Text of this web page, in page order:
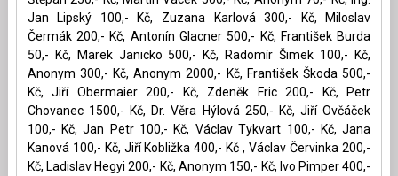
Jan Lipský 100,- Kč, Zuzana Karlová 300,- Kč, Miloslav
Čermák 200,- Kč, Antonín Glacner 500,- Kč, František Burda
50,- Kč, Marek Janicko 500,- Kč, Radomír Šimek 100,- Kč,
Anonym 300,- Kč, Anonym 2000,- Kč, František Škoda 500,-
Kč, Jiří Obermaier 200,- Kč, Zdeněk Fric 200,- Kč, Petr
Chovanec 1500,- Kč, Dr. Věra Hýlová 250,- Kč, Jiří Ovčáček
100,- Kč, Jan Petr 100,- Kč, Václav Tykvart 100,- Kč, Jana
Kanová 100,- Kč, Jiří Kobližka 400,- Kč , Václav Červinka 200,-
Kč, Ladislav Hegyi 200,- Kč, Anonym 150,- Kč, Ivo Pimper 400,-